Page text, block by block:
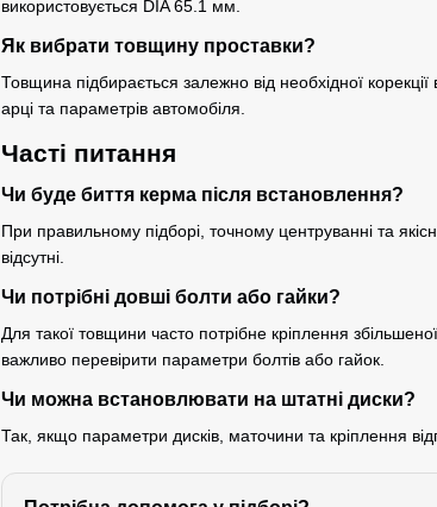
використовується DIA 65.1 мм.
Як вибрати товщину проставки?
Товщина підбирається залежно від необхідної
арці та параметрів автомобіля.
Часті питання
Чи буде биття керма після встановлення?
При правильному підборі, точному центруванні та
відсутні.
Чи потрібні довші болти або гайки?
Для такої товщини часто потрібне кріплення
важливо перевірити параметри болтів або гайок.
Чи можна встановлювати на штатні диски?
Так, якщо параметри дисків, маточини та кріплення